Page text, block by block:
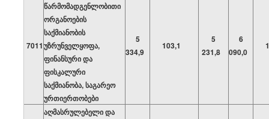
7011
წარმომადგენლობითი
ორგანოების
საქმიანობის
უზრუნველყოფა,
ფინანსური და
ფისკალური
საქმიანობა, საგარეო
ურთიერთობები
5
334,9
103,1
5
231,8
6
090,0
აღმასრულებელი და